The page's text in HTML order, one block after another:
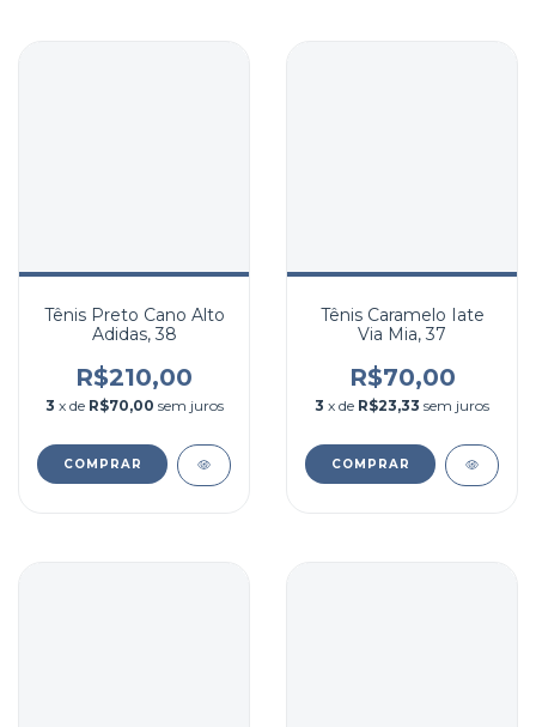
Tênis Preto Cano Alto
Adidas, 38
R$210,00
3 x de R$70,00 sem juros
COMPRAR
Tênis Caramelo Iate
Via Mia, 37
R$70,00
3 x de R$23,33 sem juros
COMPRAR